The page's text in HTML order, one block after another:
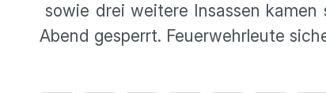
sowie drei weitere Insassen
Abend gesperrt. Feuerwehrleute